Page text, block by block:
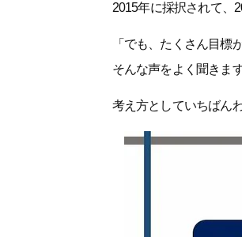
2015年に採択されて、
「でも、たくさん目標
そんな声をよく聞きます
考え方としていちばん